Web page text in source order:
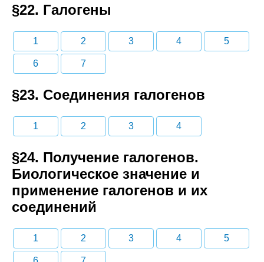
§22. Галогены
1 2 3 4 5
6 7
§23. Соединения галогенов
1 2 3 4
§24. Получение галогенов.
Биологическое значение и
применение галогенов и их
соединений
1 2 3 4 5